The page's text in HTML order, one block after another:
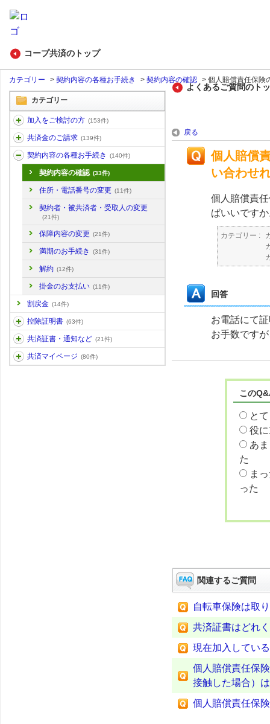
コープ共済のトップ
カテゴリー > 契約内容の各種お手続き > 契約内容の確認 > 個人賠償責任保険
カテゴリー
加入をご検討の方 (153件)
共済金のご請求 (139件)
契約内容の各種お手続き (140件)
契約内容の確認 (33件)
住所・電話番号の変更 (11件)
契約者・被共済者・受取人の変更
(21件)
保障内容の変更 (21件)
満期のお手続き (31件)
解約 (12件)
掛金のお支払い (11件)
割戻金 (14件)
控除証明書 (63件)
共済証書・通知など (21件)
共済マイページ (80件)
よくあるご質問のト
戻る
個人賠償
い合わせ
個人賠償責
ばいいです
カテゴリー :
回答
お電話にて
お手数です
この
と
役
あ
た
ま
った
関連するご質問
自転車保険は取
共済証書はどれ
現在加入してい
個人賠償責任保
接触した場合）
個人賠償責任保